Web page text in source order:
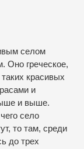
селом
Оно греческое,
красивых
и
и выше.
село
то там, среди
до трех